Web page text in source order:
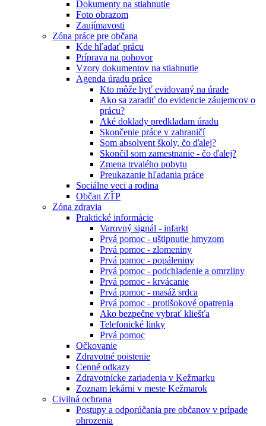
Dokumenty na stiahnutie
Foto obrazom
Zaujímavosti
Zóna práce pre občana
Kde hľadať prácu
Príprava na pohovor
Vzory dokumentov na stiahnutie
Agenda úradu práce
Kto môže byť evidovaný na úrade
Ako sa zaradiť do evidencie záujemcov o
prácu?
Aké doklady predkladam úradu
Skončenie práce v zahraničí
Som absolvent školy, čo ďalej?
Skončil som zamestnanie - čo ďalej?
Zmena trvalého pobytu
Preukazanie hľadania práce
Sociálne veci a rodina
Občan ZŤP
Zóna zdravia
Praktické informácie
Varovný signál - infarkt
Prvá pomoc - uštipnutie hmyzom
Prvá pomoc - zlomeniny
Prvá pomoc - popáleniny
Prvá pomoc - podchladenie a omrzliny
Prvá pomoc - krvácanie
Prvá pomoc - masáž srdca
Prvá pomoc - protišokové opatrenia
Ako bezpečne vybrať kliešťa
Telefonické linky
Prvá pomoc
Očkovanie
Zdravotné poistenie
Cenné odkazy
Zdravotnícke zariadenia v Kežmarku
Zoznam lekárni v meste Kežmarok
Civilná ochrana
Postupy a odporúčania pre občanov v prípade
ohrozenia